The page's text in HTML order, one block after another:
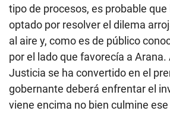
tipo de procesos, es probable
optado por resolver el dilema
al aire y, como es de público
por el lado que favorecía a Arana.
Justicia se ha convertido en el
gobernante deberá enfrentar el
viene encima no bien culmine